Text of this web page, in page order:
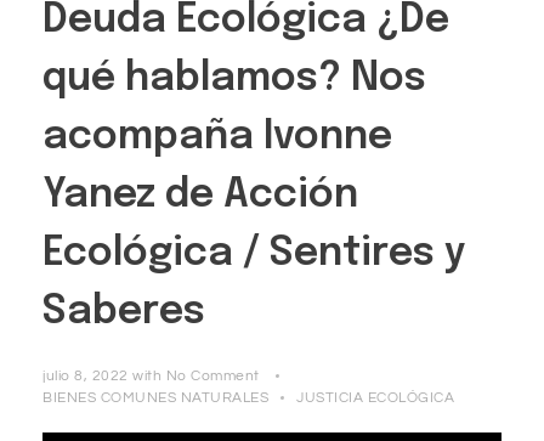
Deuda Ecológica ¿De
qué hablamos? Nos
acompaña Ivonne
Yanez de Acción
Ecológica / Sentires y
Saberes
julio 8, 2022 with No Comment
BIENES COMUNES NATURALES
JUSTICIA ECOLÓGICA